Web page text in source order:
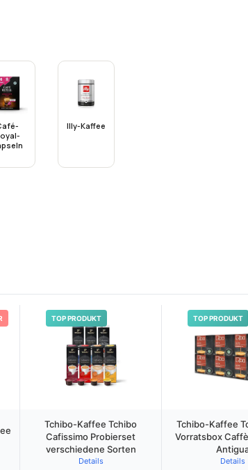
Illy-Kaffee
TOP PRODUKT TOP PRODUKT
Tchibo-Kaffee Tchibo
Cafissimo Probierset
verschiedene Sorten
Details
Tchibo-Kaffee
Vorratsbox
Details